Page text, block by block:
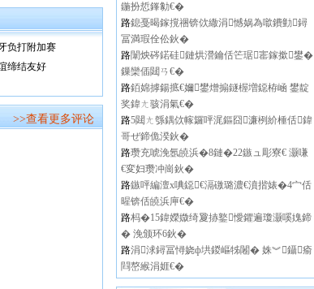
负打附加赛
缔结友好
>>查看更多评论
鍦扮悊鎽勨€�
路鎴戞暍鎵撹祵锛佽繖涓憾娲為噷鐨勭鐞
冨満瑕佺伀鈥�
路闈炴硶鍩硅鏈烘瀯鑰佸笀琚寚鎵撳鐢�
鏁欒偛閮ㄢ€�
路銆婂摢鍚掋€嬭鐢熷搧鐩楃増鐚栫崡 鐢靛
奖鍏ㄤ骇涓氣€�
路5閮ㄤ綔鍝佽幏鑼呯浘鏂囧濂栵紒棰佸鍏
哥ぜ鍗佹湀鈥�
路瓒充唬浼氬皢浜�8鏈�22鏃ュ彫寮€ 灏嗛
€変妇瓒冲崗鈥�
路鏃呯編澶х唺鐚€滆礉璐濃€濆揩婊�4宀佸
暒锛佸皢浜庘€�
路杩�15鍏嬫媺绮夐捇鐜懓鑺遍瓊灏嗘媿鍗
� 浼颁环6鈥�
路涓浗鐞冨憳娆ф垬鍐嶇牬闂� 姝︾鑷瘉
閰嶅緱涓娾€�